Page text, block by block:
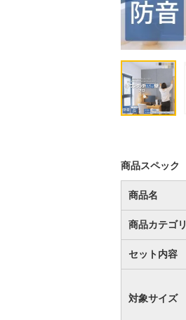
商品スペック
商品名
商品カテゴリ
セット内容
対象サイズ